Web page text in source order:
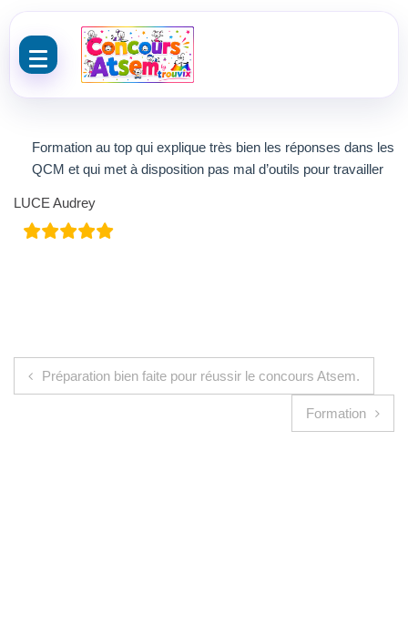
Formation au top qui explique très bien les réponses dans les
QCM et qui met à disposition pas mal d’outils pour travailler
LUCE Audrey
Navigation de l’article
Préparation bien faite pour réussir le concours Atsem.
Formation